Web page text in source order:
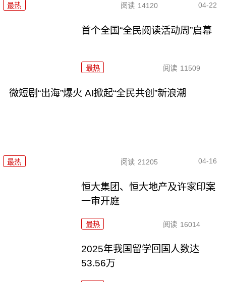
最热 阅读 14120 04-22
首个全国“全民阅读活动周”启幕
最热 阅读 11509
微短剧“出海”爆火 AI掀起“全民共创”新浪潮
最热 阅读 21205 04-16
恒大集团、恒大地产及许家印案
一审开庭
最热 阅读 16014
2025年我国留学回国人数达
53.56万